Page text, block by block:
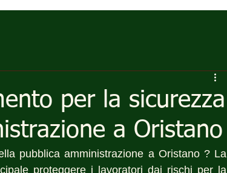
per la sicurezza
a Oristano
pubblica amministrazione a Oristano ? La
proteggere i lavoratori dai rischi per la